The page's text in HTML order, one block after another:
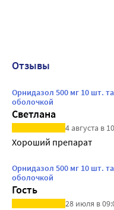
Отзывы
Орнидазол 500 мг 10 шт.
оболочкой
Светлана
4 августа в
Хороший препарат
Орнидазол 500 мг 10 шт.
оболочкой
Гость
28 июля в